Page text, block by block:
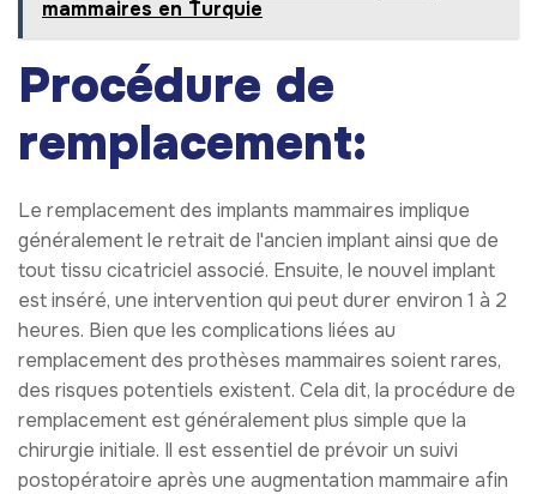
mammaires en Turquie
Procédure de
remplacement:
Le remplacement des implants mammaires implique
généralement le retrait de l'ancien implant ainsi que de
tout tissu cicatriciel associé. Ensuite, le nouvel implant
est inséré, une intervention qui peut durer environ 1 à 2
heures. Bien que les complications liées au
remplacement des prothèses mammaires soient rares,
des risques potentiels existent. Cela dit, la procédure de
remplacement est généralement plus simple que la
chirurgie initiale. Il est essentiel de prévoir un suivi
postopératoire après une augmentation mammaire afin